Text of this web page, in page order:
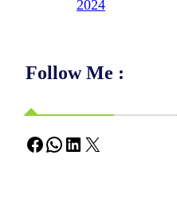
2024
Follow Me :
Facebook WhatsApp LinkedIn X